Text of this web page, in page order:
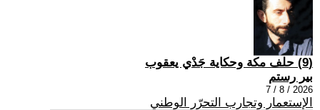
(9) حلف مكة وحكاية جَدْي يعقوب
بير رستم
2026 / 8 / 7
الإستعمار وتجارب التحرّر الوطني